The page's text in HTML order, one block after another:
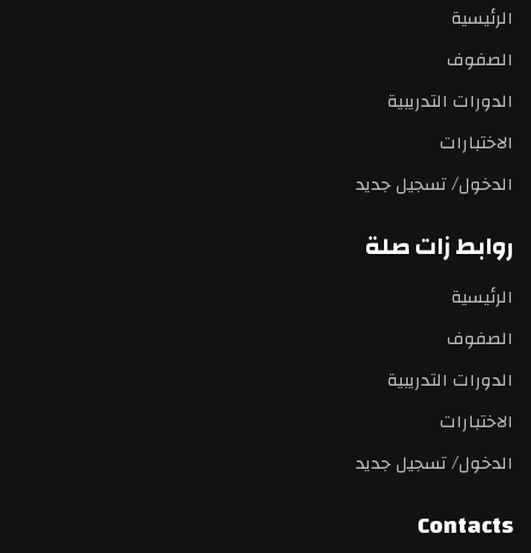
الرئيسية
الصفوف
الدورات التدريبية
الاختبارات
الدخول/ تسجيل جديد
روابط زات صلة
الرئيسية
الصفوف
الدورات التدريبية
الاختبارات
الدخول/ تسجيل جديد
Contacts